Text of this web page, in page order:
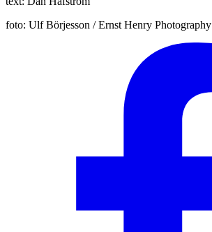
foto: Ulf Börjesson / Ernst Henry Photography